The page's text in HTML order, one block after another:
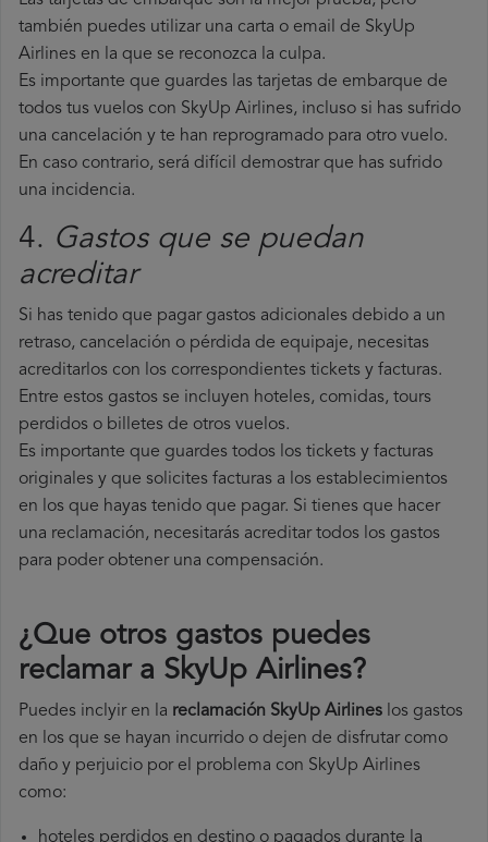
también puedes utilizar una carta o email de SkyUp
Airlines en la que se reconozca la culpa.
Es importante que guardes las tarjetas de embarque de
todos tus vuelos con SkyUp Airlines, incluso si has sufrido
una cancelación y te han reprogramado para otro vuelo.
En caso contrario, será difícil demostrar que has sufrido
una incidencia.
4. Gastos que se puedan
acreditar
Si has tenido que pagar gastos adicionales debido a un
retraso, cancelación o pérdida de equipaje, necesitas
acreditarlos con los correspondientes tickets y facturas.
Entre estos gastos se incluyen hoteles, comidas, tours
perdidos o billetes de otros vuelos.
Es importante que guardes todos los tickets y facturas
originales y que solicites facturas a los establecimientos
en los que hayas tenido que pagar. Si tienes que hacer
una reclamación, necesitarás acreditar todos los gastos
para poder obtener una compensación.
¿Que otros gastos puedes
reclamar a SkyUp Airlines​?
Puedes inclyir en la reclamación SkyUp Airlines los gastos
en los que se hayan incurrido o dejen de disfrutar como
daño y perjuicio por el problema con SkyUp Airlines
como:
hoteles perdidos en destino o pagados durante la